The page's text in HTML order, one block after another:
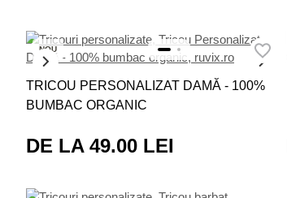
NOU
TRICOU PERSONALIZAT DAMĂ - 100%
BUMBAC ORGANIC
DE LA 49.00 LEI